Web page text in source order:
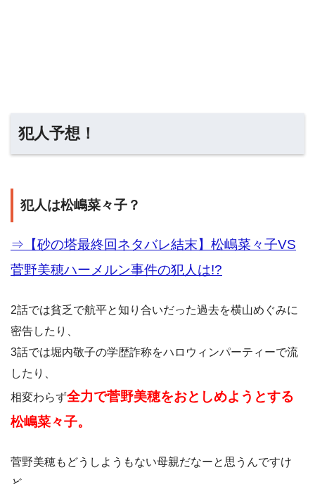
犯人予想！
犯人は松嶋菜々子？
⇒【砂の塔最終回ネタバレ結末】松嶋菜々子VS
菅野美穂ハーメルン事件の犯人は!?
2話では貧乏で航平と知り合いだった過去を横山めぐみに
密告したり、
3話では堀内敬子の学歴詐称をハロウィンパーティーで流
したり、
相変わらず全力で菅野美穂をおとしめようとする
松嶋菜々子。
菅野美穂もどうしようもない母親だなーと思うんですけ